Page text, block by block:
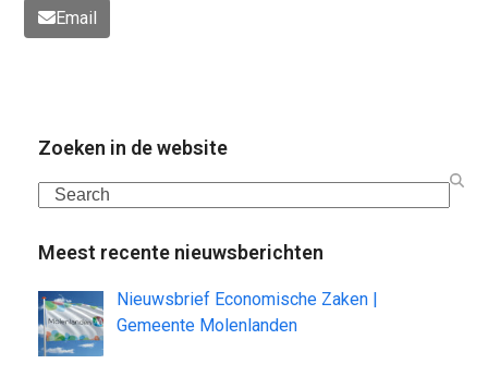
Email
Zoeken in de website
Search
Meest recente nieuwsberichten
Nieuwsbrief Economische Zaken |
Gemeente Molenlanden